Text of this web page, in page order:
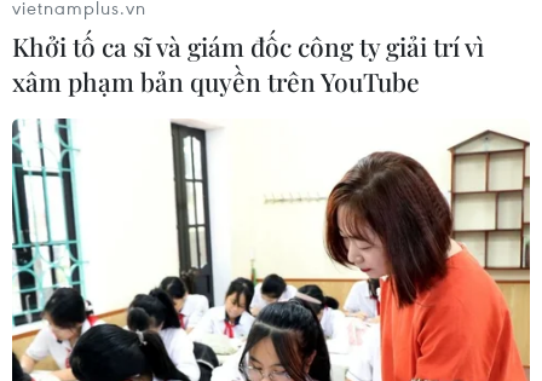
U16 Việt Nam chiến thắng ở trận ra quân
vòng loại U16 châu Á
14/09/2019 14:17
U16 Việt Nam đã tạm chiếm ngôi đầu bảng H vòng loại
U16 châu Á 2020 sau khi có chiến thắng 2-0 trước U16
Timor Leste ở lượt trận ra quân.
vietnamplus.vn
Khởi tố ca sĩ và giám đốc công ty giải trí vì
xâm phạm bản quyền trên YouTube